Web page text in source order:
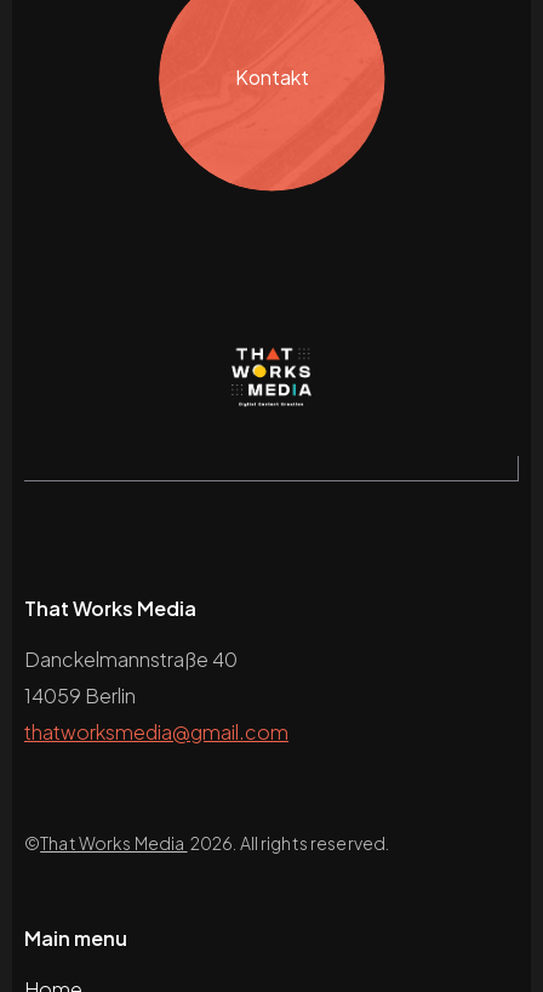
Kontakt
That Works Media
Danckelmannstraße 40
14059 Berlin
thatworksmedia@gmail.com
©That Works Media 2026. All rights reserved.
Main menu